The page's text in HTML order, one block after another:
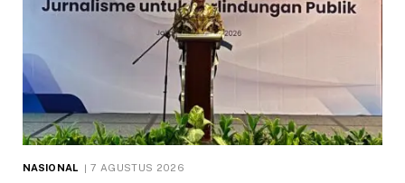
NASIONAL 7 AGUSTUS 2026